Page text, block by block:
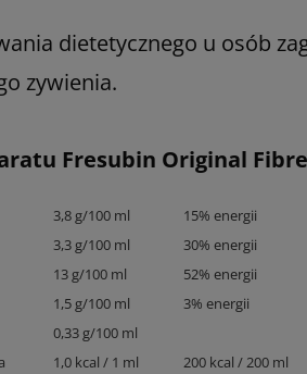
dietetycznego u osób
zywienia.
Fresubin Original Fibre
3,8 g/100 ml
15% energii
3,3 g/100 ml
30% energii
13 g/100 ml
52% energii
1,5 g/100 ml
3% energii
0,33 g/100 ml
1,0 kcal / 1 ml
200 kcal / 200 ml